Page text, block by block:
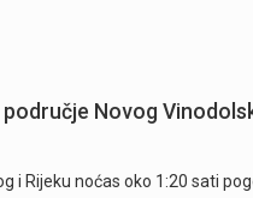
Novog
i Rijeku noćas oko 1:20 sati